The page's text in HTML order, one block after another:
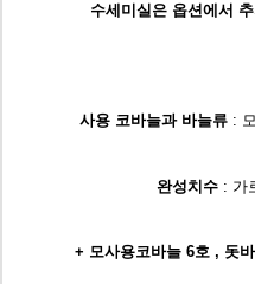
수세미실은 옵션에서
사용 코바늘과 바늘류: 모
완성치수: 가
+ 모사용코바늘 6호 , 돗